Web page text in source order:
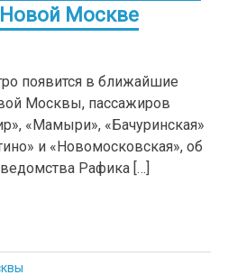
Москве
появится в ближайшие
Москвы, пассажиров
«Мамыри», «Бачуринская»
и «Новомосковская», об
Рафика […]